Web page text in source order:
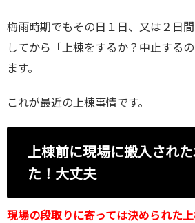
梅雨時期でもその日１日、又は２日
してから「上棟をするか？中止する
ます。
これが最近の上棟事情です。
上棟前に現場に搬入され
た！大丈夫
現場の段取りに寄っては決められた